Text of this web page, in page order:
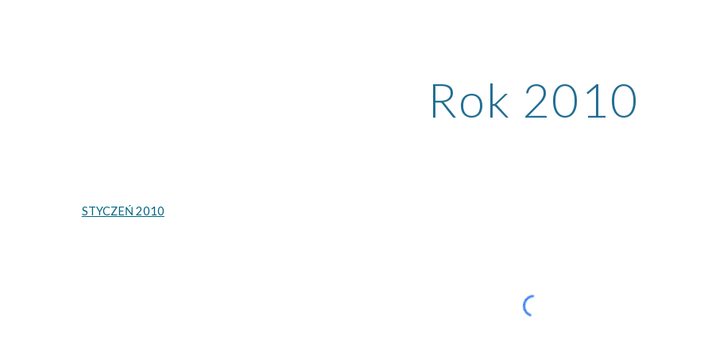
Rok 2010
STYCZEŃ 2010